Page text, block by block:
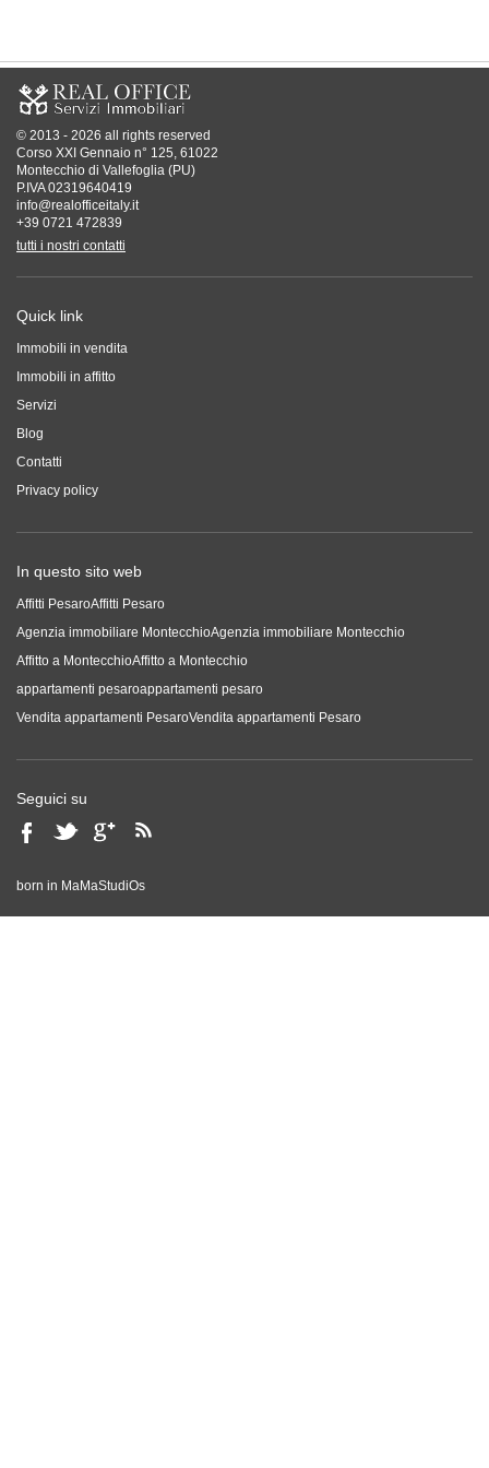
© 2013 - 2026 all rights reserved
Corso XXI Gennaio n° 125, 61022
Montecchio di Vallefoglia (PU)
P.IVA 02319640419
info@realofficeitaly.it
+39 0721 472839
tutti i nostri contatti
Quick link
Immobili in vendita
Immobili in affitto
Servizi
Blog
Contatti
Privacy policy
In questo sito web
Affitti PesaroAffitti Pesaro
Agenzia immobiliare MontecchioAgenzia immobiliare Montecchio
Affitto a MontecchioAffitto a Montecchio
appartamenti pesaroappartamenti pesaro
Vendita appartamenti PesaroVendita appartamenti Pesaro
Seguici su
born in MaMaStudiOs